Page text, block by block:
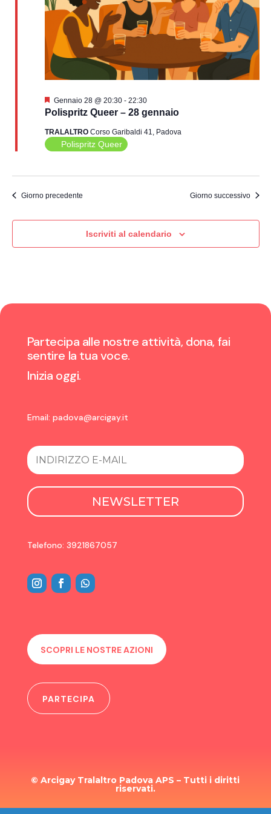
Polispritz Queer – 28 gennaio
Segnalati
Gennaio 28 @ 20:30- 22:30
TRALALTRO Corso Garibaldi 41, Padova
Polispritz Queer
Giorno precedente Giorno successivo
Iscriviti al calendario
Partecipa alle nostre attività, dona, fai
sentire la tua voce.
Inizia oggi.
Email: padova@arcigay.it
NEWSLETTER
Telefono: 3921867057
SCOPRI LE NOSTRE AZIONI
PARTECIPA
© Arcigay Tralaltro Padova APS – Tutti i diritti
riservati.